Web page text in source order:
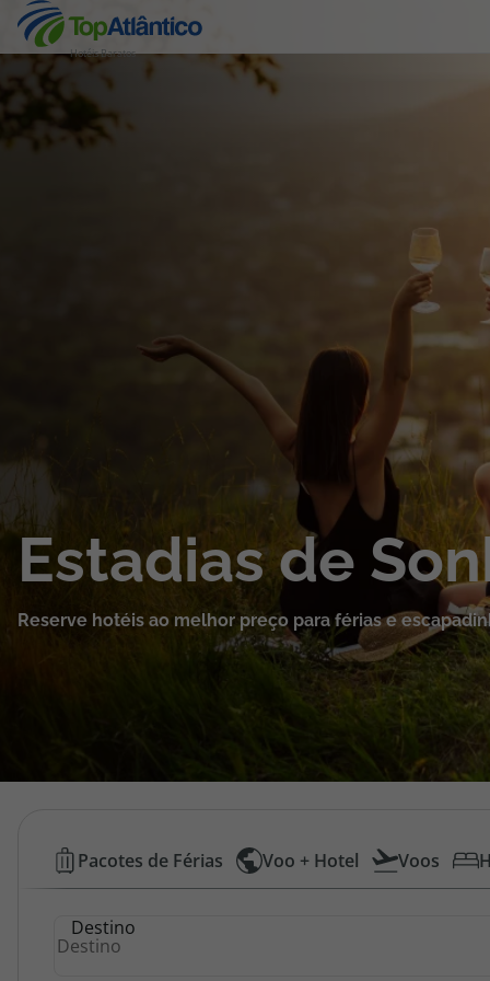
Hotéis Baratos
Destinos
Pacotes de Férias
Cruzeiros
Promoções
Área de Cliente
Estadias de
Reserve hotéis ao melhor preço para férias e
Hotéis
Baratos
Pacotes de Férias Voo + Hotel Voos
Destino